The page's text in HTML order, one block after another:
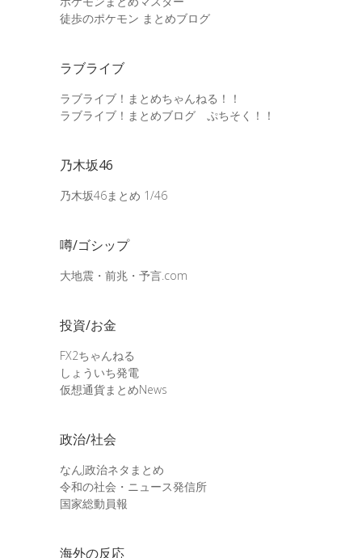
徒歩のポケモン まとめブログ
ラブライブ
ラブライブ！まとめちゃんねる！！
ラブライブ！まとめブログ ぷちそく！！
乃木坂46
乃木坂46まとめ 1/46
噂/ゴシップ
大地震・前兆・予言.com
投資/お金
FX2ちゃんねる
しょういち発電
仮想通貨まとめNews
政治/社会
なんJ政治ネタまとめ
令和の社会・ニュース発信所
国家総動員報
海外の反応